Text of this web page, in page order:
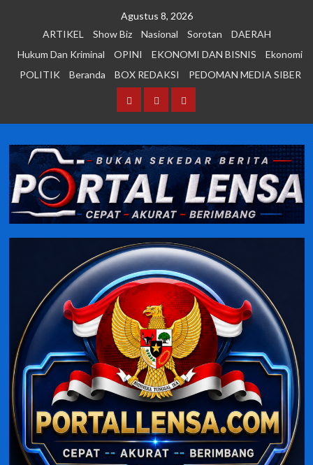
Agustus 8, 2026
ARTIKEL
Show Biz Nasional Sorotan
DAERAH
Hukum Dan Kriminal
OPINI EKONOMI DAN BISNIS
Ekonomi
POLITIK
Beranda BOX REDAKSI PEDOMAN MEDIA SIBER
BerandaBOX PEDOMAN
SIBER